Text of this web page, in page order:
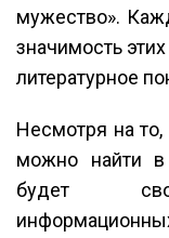
мужество».
значимость
литературное
Несмотря на то,
можно найти в
будет